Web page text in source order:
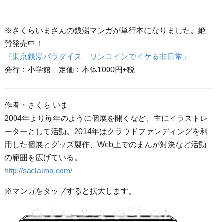
※さくらいまさんの銭湯マンガが単行本になりました。絶
賛発売中！
『東京銭湯パラダイス ワンコインでイケる非日常』
発行：小学館 定価：本体1000円+税
作者・さくら いま
2004年より毎年のように個展を開くなど、主にイラストレ
ーターとして活動。2014年はクラウドファンディングを利
用した個展とグッズ製作、Web上でのまんが対決など活動
の範囲を広げている。
http://saclaima.com/
※マンガをタップすると拡大します。